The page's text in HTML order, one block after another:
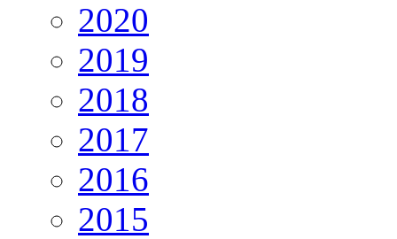
2020
2019
2018
2017
2016
2015